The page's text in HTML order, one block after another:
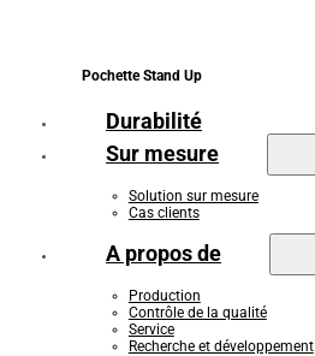
Pochette Stand Up
Durabilité
Sur mesure
Solution sur mesure
Cas clients
A propos de
Production
Contrôle de la qualité
Service
Recherche et développement